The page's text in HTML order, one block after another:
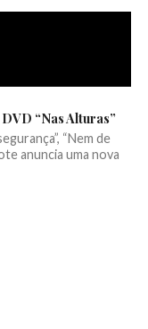
“Nas Alturas”
“Nem de
anuncia uma nova